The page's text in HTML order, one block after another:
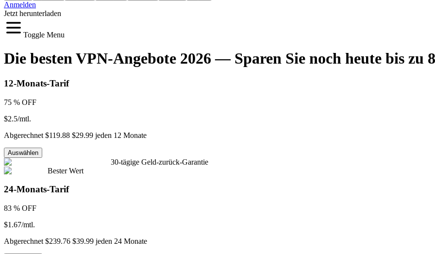
Anmelden
Jetzt herunterladen
Toggle Menu
Die besten VPN-Angebote 2026 — Sparen Sie noch heute bis zu
12-Monats-Tarif
75 % OFF
$2.5/mtl.
Abgerechnet $119.88 $29.99 jeden 12 Monate
Auswählen
30-tägige Geld-zurück-Garantie
Bester Wert
24-Monats-Tarif
83 % OFF
$1.67/mtl.
Abgerechnet $239.76 $39.99 jeden 24 Monate